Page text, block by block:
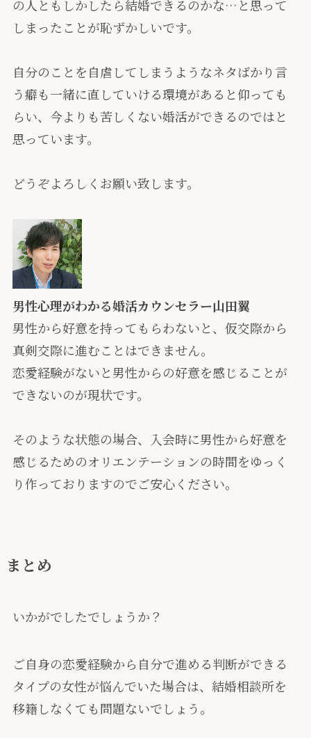
の人ともしかしたら結婚できるのかな…と思って
しまったことが恥ずかしいです。
自分のことを自虐してしまうようなネタばかり言
う癖も一緒に直していける環境があると仰っても
らい、今よりも苦しくない婚活ができるのではと
思っています。
どうぞよろしくお願い致します。
男性心理がわかる婚活カウンセラー山田翼
男性から好意を持ってもらわないと、仮交際から
真剣交際に進むことはできません。
恋愛経験がないと男性からの好意を感じることが
できないのが現状です。
そのような状態の場合、入会時に男性から好意を
感じるためのオリエンテーションの時間をゆっく
り作っておりますのでご安心ください。
まとめ
いかがでしたでしょうか？
ご自身の恋愛経験から自分で進める判断ができる
タイプの女性が悩んでいた場合は、結婚相談所を
移籍しなくても問題ないでしょう。